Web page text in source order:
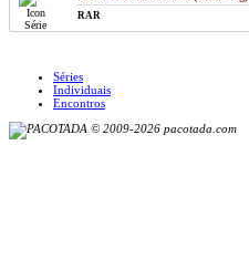
RAR
Séries
Individuais
Encontros
© 2009-2026 pacotada.com